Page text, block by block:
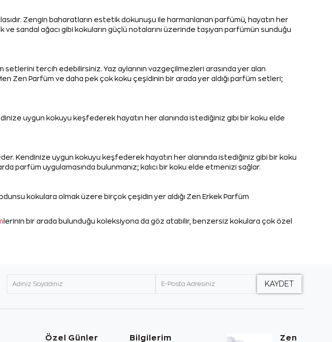
Zengin baharatların estetik dokunuşu ile harmanlanan parfümü, hayatın her
sandal ağacı gibi kokuların güçlü notalarını üzerinde taşıyan parfümün sunduğu
tercih edebilirsiniz. Yaz aylarının vazgeçilmezleri arasında yer alan
Zen Parfüm ve daha pek çok koku çeşidinin bir arada yer aldığı parfüm setleri;
uygun kokuyu keşfederek hayatın her alanında istediğiniz gibi bir koku elde
Kendinize uygun kokuyu keşfederek hayatın her alanında istediğiniz gibi bir koku
parfüm uygulamasında bulunmanız; kalıcı bir koku elde etmenizi sağlar.
kokulara olmak üzere birçok çeşidin yer aldığı Zen Erkek Parfüm
lerinin bir arada bulunduğu koleksiyona da göz atabilir, benzersiz kokulara çok özel
Özel Günler Bilgilerim Zen